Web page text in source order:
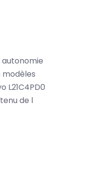
modèles
L21C4PD0
de l